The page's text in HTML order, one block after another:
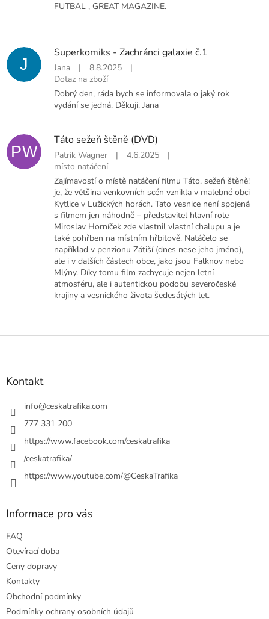
FUTBAL , GREAT MAGAZINE.
J
Superkomiks - Zachránci galaxie č.1
Jana | 8.8.2025
|
Dotaz na zboží
Dobrý den, ráda bych se informovala o jaký rok
vydání se jedná. Děkuji. Jana
PW
Táto sežeň štěně (DVD)
Patrik Wagner | 4.6.2025
|
místo natáčení
Zajímavostí o místě natáčení filmu Táto, sežeň štěně!
je, že většina venkovních scén vznikla v malebné obci
Kytlice v Lužických horách. Tato vesnice není spojená
s filmem jen náhodně – představitel hlavní role
Miroslav Horníček zde vlastnil vlastní chalupu a je
také pohřben na místním hřbitově. Natáčelo se
například v penzionu Zátiší (dnes nese jeho jméno),
ale i v dalších částech obce, jako jsou Falknov nebo
Mlýny. Díky tomu film zachycuje nejen letní
atmosféru, ale i autentickou podobu severočeské
krajiny a vesnického života šedesátých let.
Z
Kontakt
info@ceskatrafika.com
777 331 200
https://www.facebook.com/ceskatrafika
/ceskatrafika/
https://www.youtube.com/@CeskaTrafika
Informace pro vás
FAQ
Otevírací doba
Ceny dopravy
Kontakty
Obchodní podmínky
Podmínky ochrany osobních údajů